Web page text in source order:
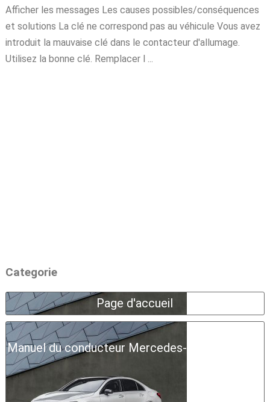
Afficher les messages Les causes possibles/conséquences
et solutions La clé ne correspond pas au véhicule Vous avez
introduit la mauvaise clé dans le contacteur d'allumage.
Utilisez la bonne clé. Remplacer l ...
Categorie
Page d'accueil
Manuel du conducteur Mercedes-Benz Classe A